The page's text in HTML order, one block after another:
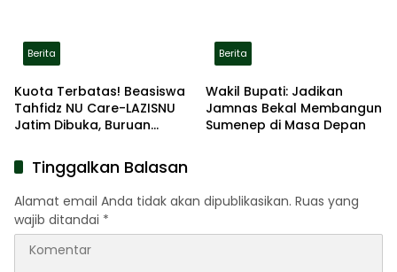
Berita
Kuota Terbatas! Beasiswa
Tahfidz NU Care-LAZISNU
Jatim Dibuka, Buruan
Berita
Wakil Bupati: Jadikan
Jamnas Bekal Membangun
Sumenep di Masa Depan
Tinggalkan Balasan
Alamat email Anda tidak akan dipublikasikan. Ruas yang
wajib ditandai *